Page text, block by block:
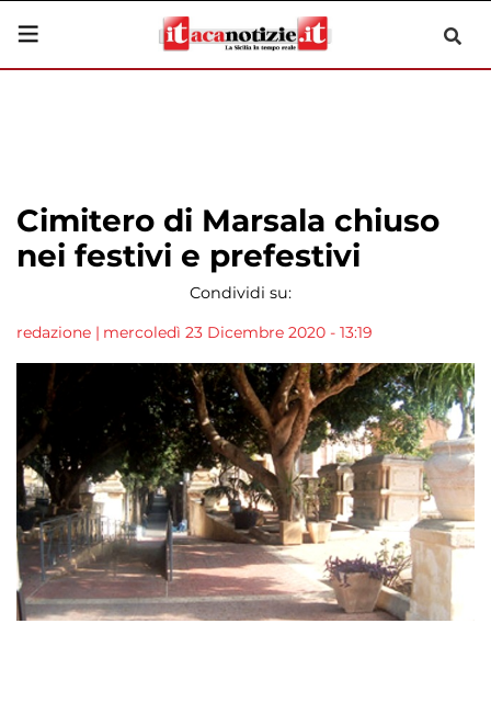
Cimitero di Marsala chiuso
nei festivi e prefestivi
Condividi su:
redazione | mercoledì 23 Dicembre 2020 - 13:19